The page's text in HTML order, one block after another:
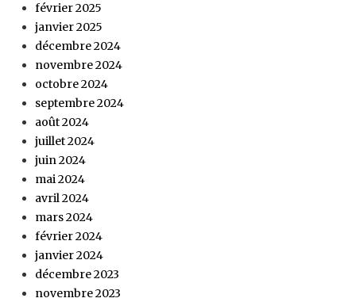
février 2025
janvier 2025
décembre 2024
novembre 2024
octobre 2024
septembre 2024
août 2024
juillet 2024
juin 2024
mai 2024
avril 2024
mars 2024
février 2024
janvier 2024
décembre 2023
novembre 2023